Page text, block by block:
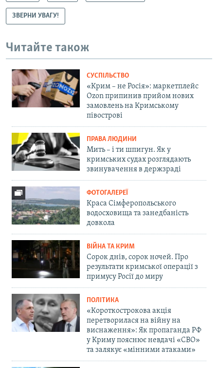
ЗВЕРНИ УВАГУ!
Читайте також
СУСПІЛЬСТВО
«Крим – не Росія»: маркетплейс
Ozon припинив прийом нових
замовлень на Кримському
півострові
ПРАВА ЛЮДИНИ
Мить – і ти шпигун. Як у
кримських судах розглядають
звинувачення в держзраді
ФОТОГАЛЕРЕЇ
Краса Сімферопольського
водосховища та занедбаність
довкола
ВІЙНА ТА КРИМ
Сорок днів, сорок ночей. Про
результати кримської операції з
примусу Росії до миру
ПОЛІТИКА
«Короткострокова акція
перетворилася на війну на
виснаження»: Як пропаганда РФ
у Криму пояснює невдачі «СВО»
та залякує «мінними атаками»